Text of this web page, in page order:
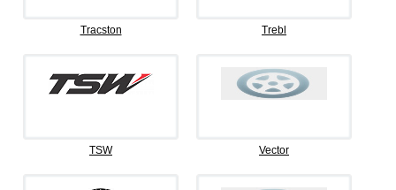
Tracston Trebl
TSW Vector